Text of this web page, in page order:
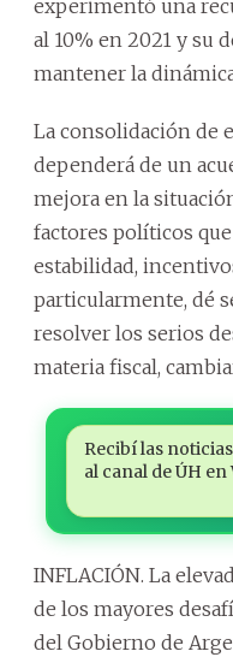
experimentó una
al 10% en 2021 y su
mantener la
La consolidación de
dependerá de un
mejora en la
factores políticos
estabilidad,
particularmente, dé
resolver los serios
materia fiscal,
Recibí las
al canal de ÚH en
INFLACIÓN. La
de los mayores
del Gobierno de